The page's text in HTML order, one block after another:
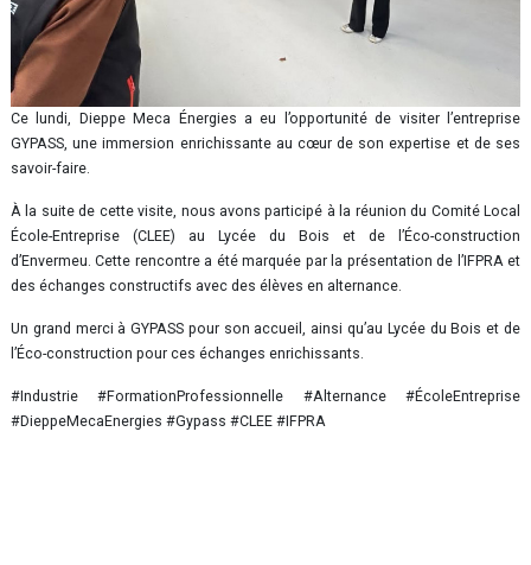
Ce lundi, Dieppe Meca Énergies a eu l’opportunité de visiter l’entreprise
GYPASS, une immersion enrichissante au cœur de son expertise et de ses
savoir-faire.
À la suite de cette visite, nous avons participé à la réunion du Comité Local
École-Entreprise (CLEE) au Lycée du Bois et de l’Éco-construction
d’Envermeu. Cette rencontre a été marquée par la présentation de l’IFPRA et
des échanges constructifs avec des élèves en alternance.
Un grand merci à GYPASS pour son accueil, ainsi qu’au Lycée du Bois et de
l’Éco-construction pour ces échanges enrichissants.
#Industrie #FormationProfessionnelle #Alternance #ÉcoleEntreprise
#DieppeMecaEnergies #Gypass #CLEE #IFPRA